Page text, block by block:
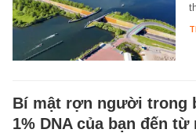
Bí mật rợn người trong
1% DNA của bạn đến